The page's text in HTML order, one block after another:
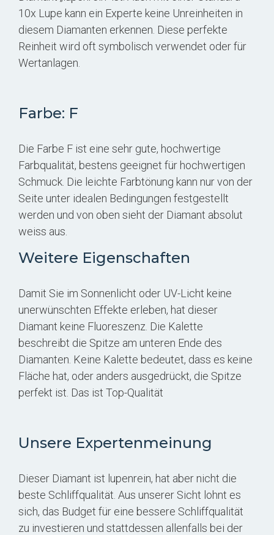
10x Lupe kann ein Experte keine Unreinheiten in
diesem Diamanten erkennen. Diese perfekte
Reinheit wird oft symbolisch verwendet oder für
Wertanlagen.
Farbe: F
Die Farbe F ist eine sehr gute, hochwertige
Farbqualität, bestens geeignet für hochwertigen
Schmuck. Die leichte Farbtönung kann nur von der
Seite unter idealen Bedingungen festgestellt
werden und von oben sieht der Diamant absolut
weiss aus.
Weitere Eigenschaften
Damit Sie im Sonnenlicht oder UV-Licht keine
unerwünschten Effekte erleben, hat dieser
Diamant keine Fluoreszenz. Die Kalette
beschreibt die Spitze am unteren Ende des
Diamanten. Keine Kalette bedeutet, dass es keine
Fläche hat, oder anders ausgedrückt, die Spitze
perfekt ist. Das ist Top-Qualität
Unsere Expertenmeinung
Dieser Diamant ist lupenrein, hat aber nicht die
beste Schliffqualität. Aus unserer Sicht lohnt es
sich, das Budget für eine bessere Schliffqualität
zu investieren und stattdessen allenfalls bei der